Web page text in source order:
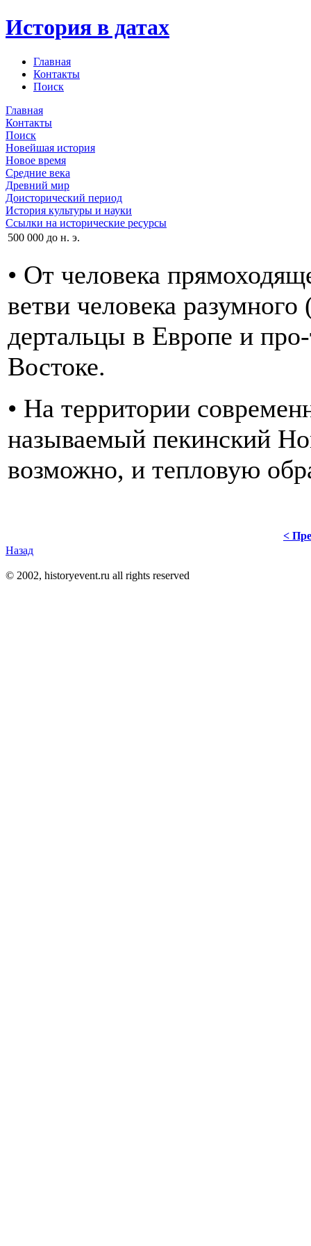
История в датах
Главная
Контакты
Поиск
Главная
Контакты
Поиск
Новейшая история
Новое время
Средние века
Древний мир
Доисторический период
История культуры и науки
Ссылки на исторические ресурсы
500 000 до н. э.
• От человека
ветви человека
дертальцы в Европе и
Востоке.
• На территории
называемый пекинский
возможно, и тепловую
<
Назад
© 2002, historyevent.ru all rights reserved